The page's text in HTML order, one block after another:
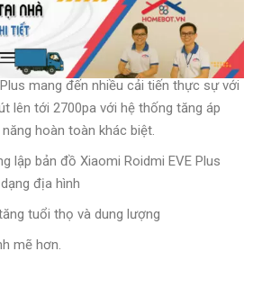
mang đến nhiều cải tiến thực sự với
lên tới 2700pa với hệ thống tăng áp
hoàn toàn khác biệt.
lập bản đồ Xiaomi Roidmi EVE Plus
địa hình
tuổi thọ và dung lượng
mẽ hơn.